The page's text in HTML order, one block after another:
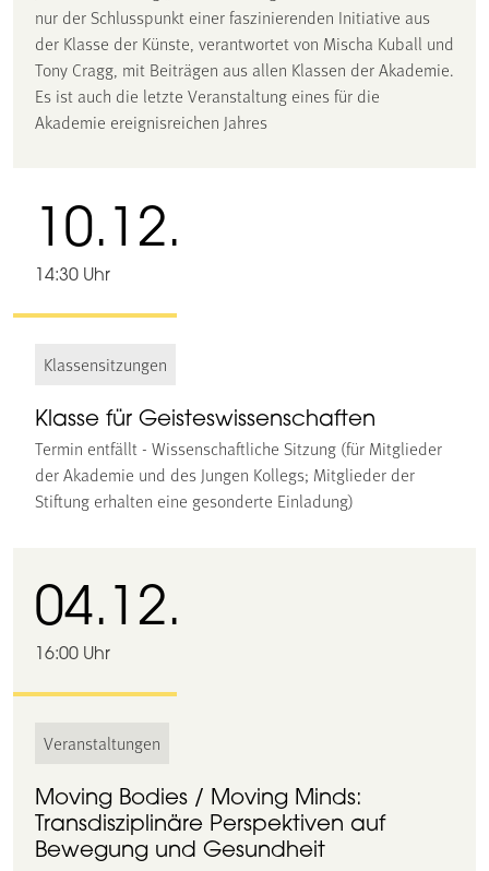
nur der Schlusspunkt einer faszinierenden Initiative aus
der Klasse der Künste, verantwortet von Mischa Kuball und
Tony Cragg, mit Beiträgen aus allen Klassen der Akademie.
Es ist auch die letzte Veranstaltung eines für die
Akademie ereignisreichen Jahres
10.12.
14:30 Uhr
Klassensitzungen
Klasse für Geisteswissenschaften
Termin entfällt - Wissenschaftliche Sitzung (für Mitglieder
der Akademie und des Jungen Kollegs; Mitglieder der
Stiftung erhalten eine gesonderte Einladung)
04.12.
16:00 Uhr
Veranstaltungen
Moving Bodies / Moving Minds:
Transdisziplinäre Perspektiven auf
Bewegung und Gesundheit